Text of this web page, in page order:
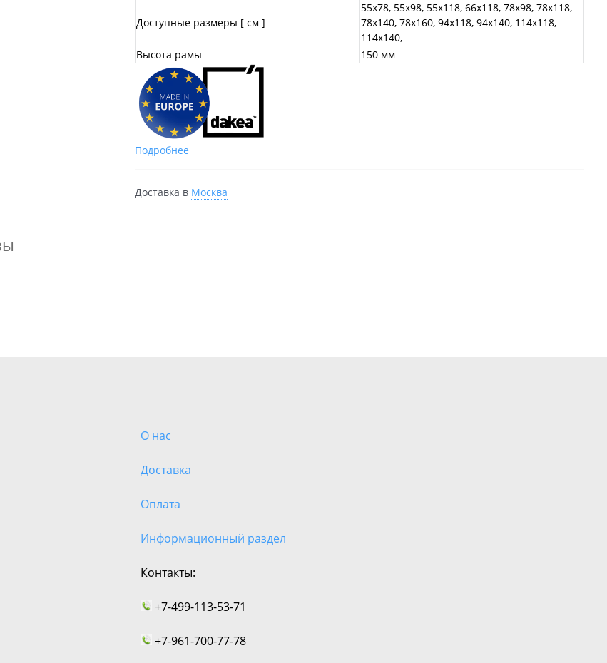
Доступные размеры [ см ]
55x78, 55x98, 55x118, 66x118, 78x98, 78x118,
78х140, 78х160, 94x118, 94х140, 114х118,
114х140,
Высота рамы
150 мм
Подробнее
Доставка в Москва
О нас
Доставка
Оплата
Информационный раздел
Контакты:
+7-499-113-53-71
+7-961-700-77-78